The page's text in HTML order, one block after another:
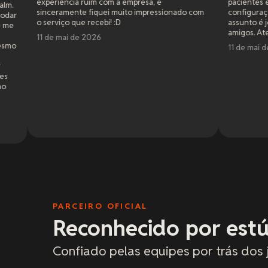
ruim com a empresa, e
fiquei muito impressionado com
recebi! :D
pacientes e me ajudaram com
configurações pra deixar tudo
assunto é jogar cross platform
amigos. Atendimento de
PARCEIRO OFICIAL
Reconhecido por
Confiado pelas equipes por trás dos